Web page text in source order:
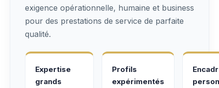
exigence opérationnelle, humaine et business
pour des prestations de service de parfaite
qualité.
Expertise
grands
Profils
expérimentés